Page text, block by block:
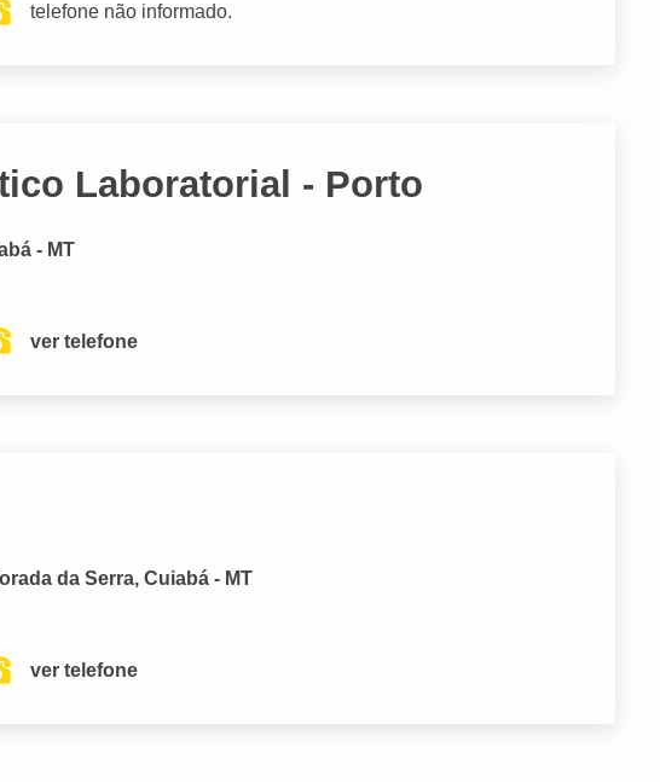
telefone não informado.
Laboratorial - Porto
- MT
ver telefone
da Serra, Cuiabá - MT
ver telefone